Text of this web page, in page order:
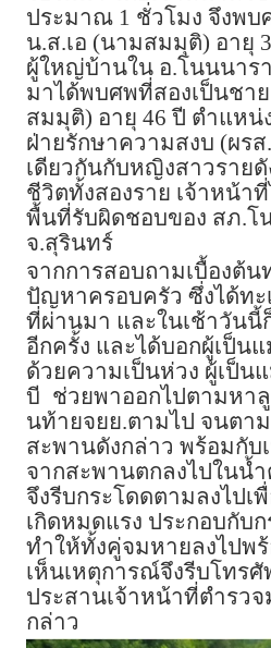
ประมาณ 1 ชั่วโมง จึงพ
น.ส.เอ (นามสมมุติ) อายุ
ผู้ใหญ่บ้านใน อ.โนนนาร
มาได้พบศพที่สองเป็นชา
สมมุติ) อายุ 46 ปี ตำแห
ฝ่ายรักษาความสงบ (ผร
เดียวกันกับหญิงสาวรายดั
ชีวิตทั้งสองราย เจ้าหน้า
พื้นที่รับผิดชอบของ สภ.โ
จ.สุรินทร์
จากการสอบถามเบื้องต้
ปัญหาครอบครัว ซึ่งได้ทะ
ที่ผ่านมา และในเช้าวันนี้
อีกครั้ง และได้บอกผู้เป็น
ด้วยความเป็นห่วง ผู้เป็น
บี ช่วยพาออกไปตามหา
นท้ายจยย.ตามไป จนตา
สะพานดังกล่าว พร้อมกับ
จากสะพานตกลงไปในน้
จึงรีบกระโดดตามลงไปเ
เกิดหมดแรง ประกอบกับ
ทำให้ทั้งคู่จมหายลงไปพ
เห็นเหตุการณ์จึงรีบโทร
ประสานเจ้าหน้าที่ตำรว
กล่าว